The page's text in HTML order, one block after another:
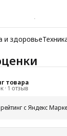
и здоровье
товара
· 1 отзыв
с Яндекс